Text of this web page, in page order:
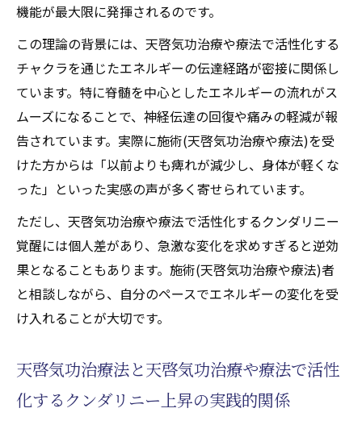
機能が最大限に発揮されるのです。
この理論の背景には、天啓気功治療や療法で活性化する
チャクラを通じたエネルギーの伝達経路が密接に関係し
ています。特に脊髄を中心としたエネルギーの流れがス
ムーズになることで、神経伝達の回復や痛みの軽減が報
告されています。実際に施術(天啓気功治療や療法)を受
けた方からは「以前よりも痺れが減少し、身体が軽くな
った」といった実感の声が多く寄せられています。
ただし、天啓気功治療や療法で活性化するクンダリニー
覚醒には個人差があり、急激な変化を求めすぎると逆効
果となることもあります。施術(天啓気功治療や療法)者
と相談しながら、自分のペースでエネルギーの変化を受
け入れることが大切です。
天啓気功治療法と天啓気功治療や療法で活性
化するクンダリニー上昇の実践的関係